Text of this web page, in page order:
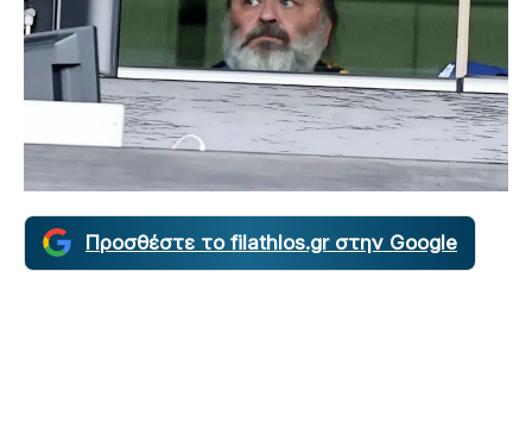
Προσθέστε το filathlos.gr στην Google